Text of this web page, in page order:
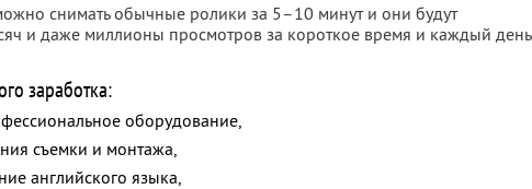
снимать обычные ролики за 5–10 минут и они будут
и даже миллионы просмотров за короткое время и каждый день
заработка:
оборудование,
съемки и монтажа,
английского языка,